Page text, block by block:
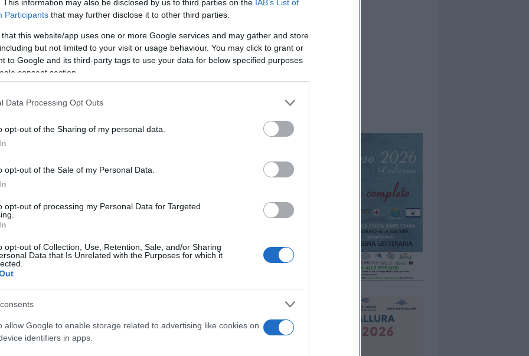
This information may also be disclosed by us to third parties on the IAB’s List of
Participants that may further disclose it to other third parties.
that this website/app uses one or more Google services and may gather and store
but not limited to your visit or usage behaviour. You may click to grant or
to Google and its third-party tags to use your data for below specified purposes
consent section.
Data Processing Opt Outs
opt-out of the Sharing of my personal data.
opt-out of the Sale of my Personal Data.
opt-out of processing my Personal Data for Targeted
opt-out of Collection, Use, Retention, Sale, and/or Sharing
Data that Is Unrelated with the Purposes for which it
allow Google to enable storage related to advertising like cookies on
identifiers in apps.
i giovani sardi decidano di restaree
ha dichiarato il candidato Renato
lavoro e futuro, i temi
Sardi punterà per il rilancio della Gallura.
nella sezione